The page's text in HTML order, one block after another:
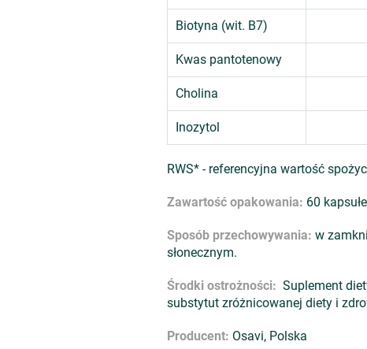
Biotyna (wit. B7)
Kwas pantotenowy
Cholina
Inozytol
RWS* - referencyjna wartość
Zawartość opakowania: 60
Sposób przechowywania: w
słonecznym.
Środki ostrożności: Suplement
substytut zróżnicowanej diety i
Producent: Osavi, Polska